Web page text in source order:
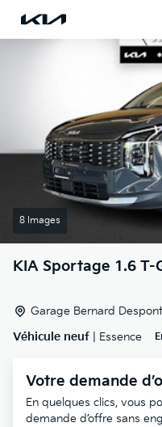
8 Images
KIA Sportage 1.6 T-
Garage Bernard
Véhicule neuf | Essence
Votre demande
En quelques clics, vous
demande d’offre sans